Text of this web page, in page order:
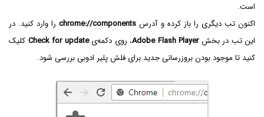
است.
اکنون تب دیگری را باز کرده و آدرس chrome://components را وارد کنید. در
این تب در بخشAdobe Flash Player، روی دکمه‌یCheck for update کلیک
کنید تا موجود بودن بروزرسانی جدید برای فلش پلیر ادوبی بررسی شود.